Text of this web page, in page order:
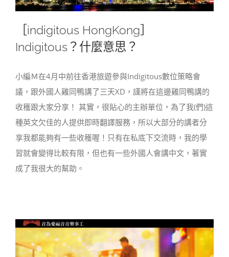
［indigitous HongKong］
Indigitous？什麼意思？
小編Ｍ在4月中前往香港旅遊參與Indigitous數位策略會
議，跟外國人雞同鴨講了三天XD，謹將在這邊雞同鴨講的
收穫跟大家分享！ 其實，很貼心的主辦單位，為了我(們)這
種英文欠佳的人提供即時翻譯服務，所以大部分的講者分
享我都能夠有一些收穫喔！只有在私底下交流時，我的學
習就會變得比較有限，但也有一些外國人會講中文，著實
成了我很大的幫助。